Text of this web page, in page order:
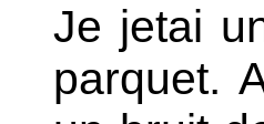
Je jetai
parquet.